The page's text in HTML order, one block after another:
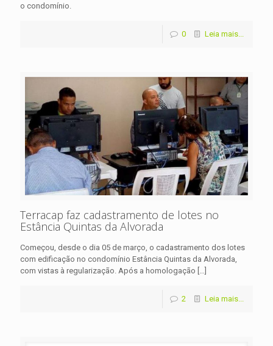
o condomínio.
0 Leia mais...
Terracap faz cadastramento de lotes no
Estância Quintas da Alvorada
Começou, desde o dia 05 de março, o cadastramento dos lotes
com edificação no condomínio Estância Quintas da Alvorada,
com vistas à regularização. Após a homologação […]
2 Leia mais...